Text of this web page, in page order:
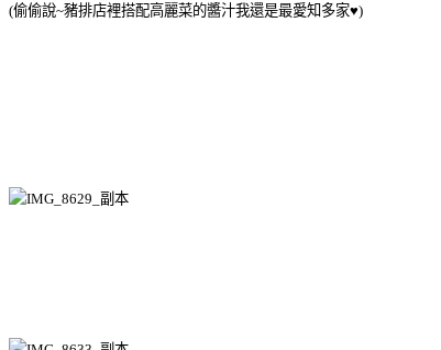
(偷偷說~豬排店裡搭配高麗菜的醬汁我還是最愛知多家♥)